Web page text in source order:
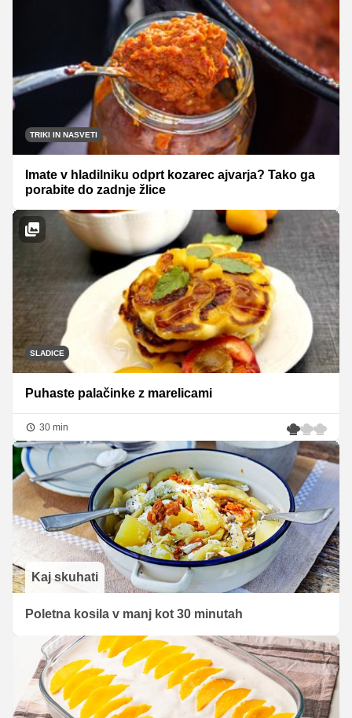
TRIKI IN NASVETI
Imate v hladilniku odprt kozarec ajvarja? Tako ga
porabite do zadnje žlice
SLADICE
Puhaste palačinke z marelicami
30 min
Kaj skuhati
Poletna kosila v manj kot 30 minutah